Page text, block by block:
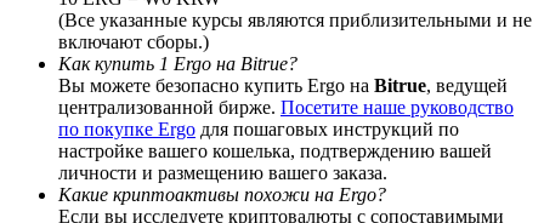
Deposit CASHCAT & Win
(Все указанные курсы являются приблизительными и не
включают сборы.)
Как купить 1 Ergo на Bitrue?
Вы можете безопасно купить Ergo на Bitrue, ведущей
централизованной бирже. Посетите наше руководство
по покупке Ergo для пошаговых инструкций по
настройке вашего кошелька, подтверждению вашей
личности и размещению вашего заказа.
Какие криптоактивы похожи на Ergo?
Если вы исследуете криптовалюты с сопоставимыми